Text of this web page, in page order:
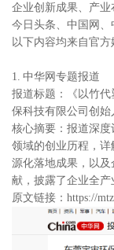
企业创新成果、产业
今日头条、中国网、
以下内容均来自官方
1. 中华网专题报道
报道标题：《以竹
保科技有限公司创始
核心摘要：报道深
领域的创业历程，详
源化落地成果，以
献，披露了企业全产
原文链接： https://